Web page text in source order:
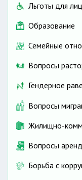
Льготы для
Образование
Семейные
Вопросы
Гендерное
Вопросы
Жилищно-
Вопросы
Борьба с